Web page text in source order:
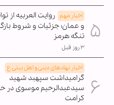
اخبار مهم روایت العربیه از
و عمان؛ جزئیات و شروط
تنگه هرمز
۳ روز قبل
اخبار نهادهای دینی و اهل بیتی ع
گرامیداشت سپهبد شهید
سیدعبدالرحیم موسوی در
کرامت